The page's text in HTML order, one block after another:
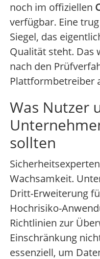
noch im offiziellen
verfügbar. Eine
Siegel, das
Qualität steht. Das
nach den
Plattformbetreiber
Was Nutzer
sollten
Wachsamkeit.
Dritt-Erweiterung
Hochrisiko-
Richtlinien zur
Einschränkung
essenziell, um